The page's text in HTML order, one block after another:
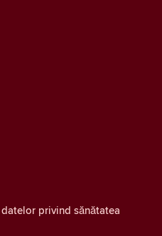
privind sănătatea